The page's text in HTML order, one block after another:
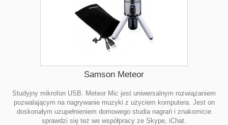
Samson Meteor
Studyjny mikrofon USB. Meteor Mic jest uniwersalnym rozwiązaniem
pozwalającym na nagrywanie muzyki z użyciem komputera. Jest on
doskonałym uzupełnieniem domowego studia nagrań i znakomicie
sprawdzi się też we współpracy ze Skype, iChat.